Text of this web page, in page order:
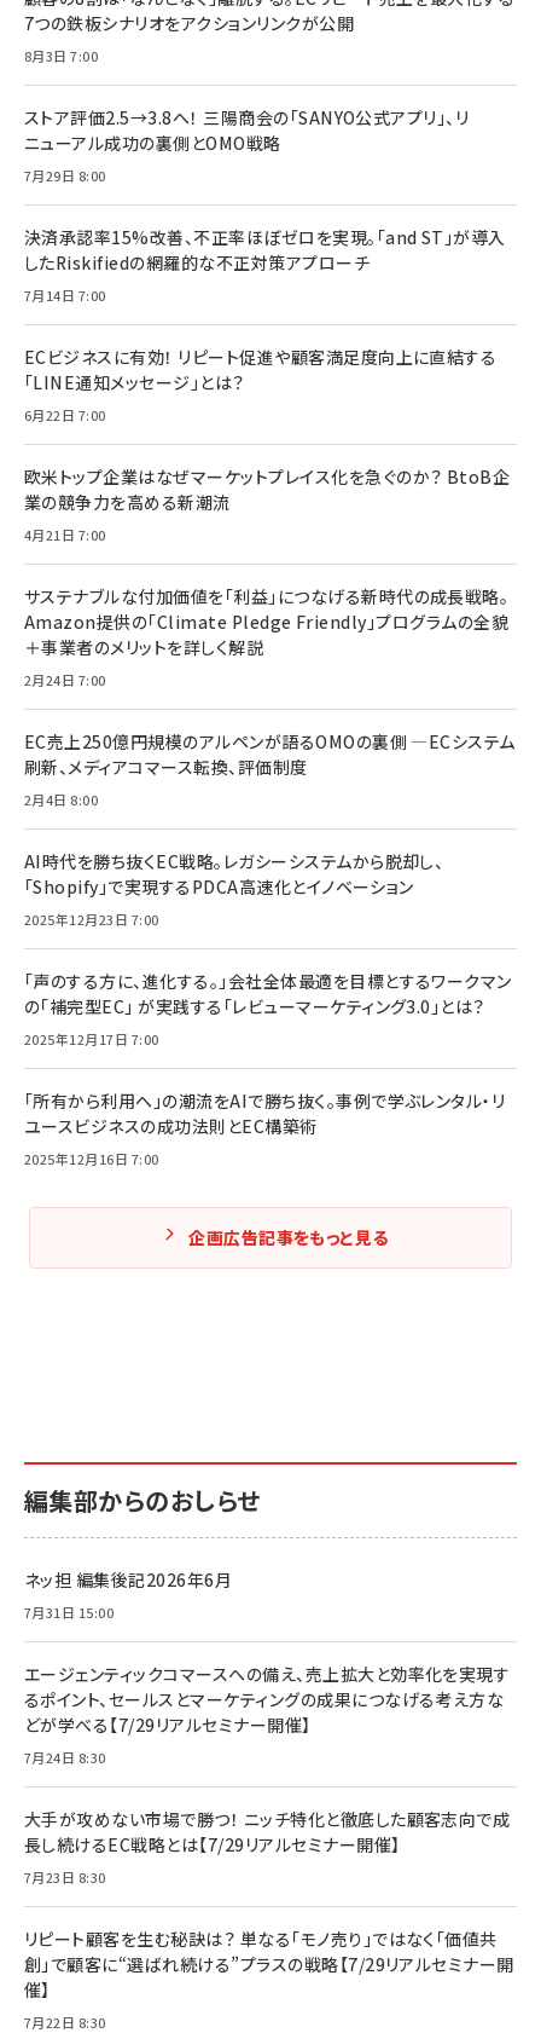
7つの鉄板シナリオをアクションリンクが公開
8月3日 7:00
ストア評価2.5→3.8へ！ 三陽商会の「SANYO公式アプリ」、リ
ニューアル成功の裏側とOMO戦略
7月29日 8:00
決済承認率15%改善、不正率ほぼゼロを実現。「and ST」が導入
したRiskifiedの網羅的な不正対策アプローチ
7月14日 7:00
ECビジネスに有効！ リピート促進や顧客満足度向上に直結する
「LINE通知メッセージ」とは？
6月22日 7:00
欧米トップ企業はなぜマーケットプレイス化を急ぐのか？ BtoB企
業の競争力を高める新潮流
4月21日 7:00
サステナブルな付加価値を「利益」につなげる新時代の成長戦略。
Amazon提供の「Climate Pledge Friendly」プログラムの全貌
＋事業者のメリットを詳しく解説
2月24日 7:00
EC売上250億円規模のアルペンが語るOMOの裏側 ―ECシステム
刷新、メディアコマース転換、評価制度
2月4日 8:00
AI時代を勝ち抜くEC戦略。レガシーシステムから脱却し、
「Shopify」で実現するPDCA高速化とイノベーション
2025年12月23日 7:00
「声のする方に、進化する。」会社全体最適を目標とするワークマン
の「補完型EC」 が実践する「レビューマーケティング3.0」とは？
2025年12月17日 7:00
「所有から利用へ」の潮流をAIで勝ち抜く。事例で学ぶレンタル・リ
ユースビジネスの成功法則とEC構築術
2025年12月16日 7:00
企画広告記事をもっと見る
編集部からのおしらせ
ネッ担 編集後記2026年6月
7月31日 15:00
エージェンティックコマースへの備え、売上拡大と効率化を実現す
るポイント、セールスとマーケティングの成果につなげる考え方な
どが学べる【7/29リアルセミナー開催】
7月24日 8:30
大手が攻めない市場で勝つ！ ニッチ特化と徹底した顧客志向で成
長し続けるEC戦略とは【7/29リアルセミナー開催】
7月23日 8:30
リピート顧客を生む秘訣は？ 単なる「モノ売り」ではなく「価値共
創」で顧客に“選ばれ続ける”プラスの戦略【7/29リアルセミナー開
催】
7月22日 8:30